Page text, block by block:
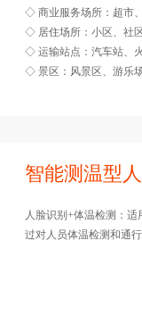
◇ 商业服务场所：超市
◇ 居住场所：小区、社
◇ 运输站点：汽车站、
◇ 景区：风景区、游乐
智能测温型
人脸识别+体温检测：
过对人员体温检测和通